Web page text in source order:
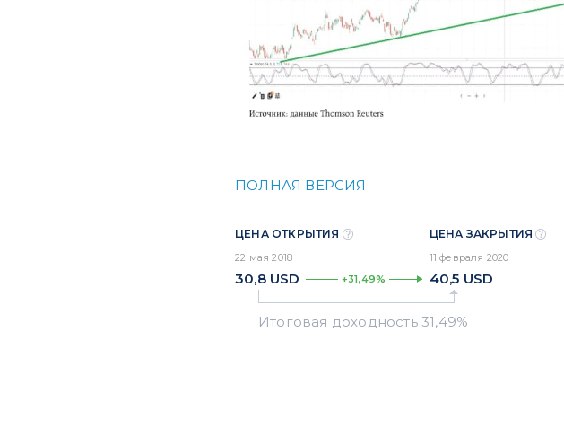
ПОЛНАЯ ВЕРСИЯ
ЦЕНА ОТКРЫТИЯ
22 мая 2018
30,8 USD +31,49%
ЦЕНА ЗАКРЫТИЯ
11 февраля 2020
40,5 USD